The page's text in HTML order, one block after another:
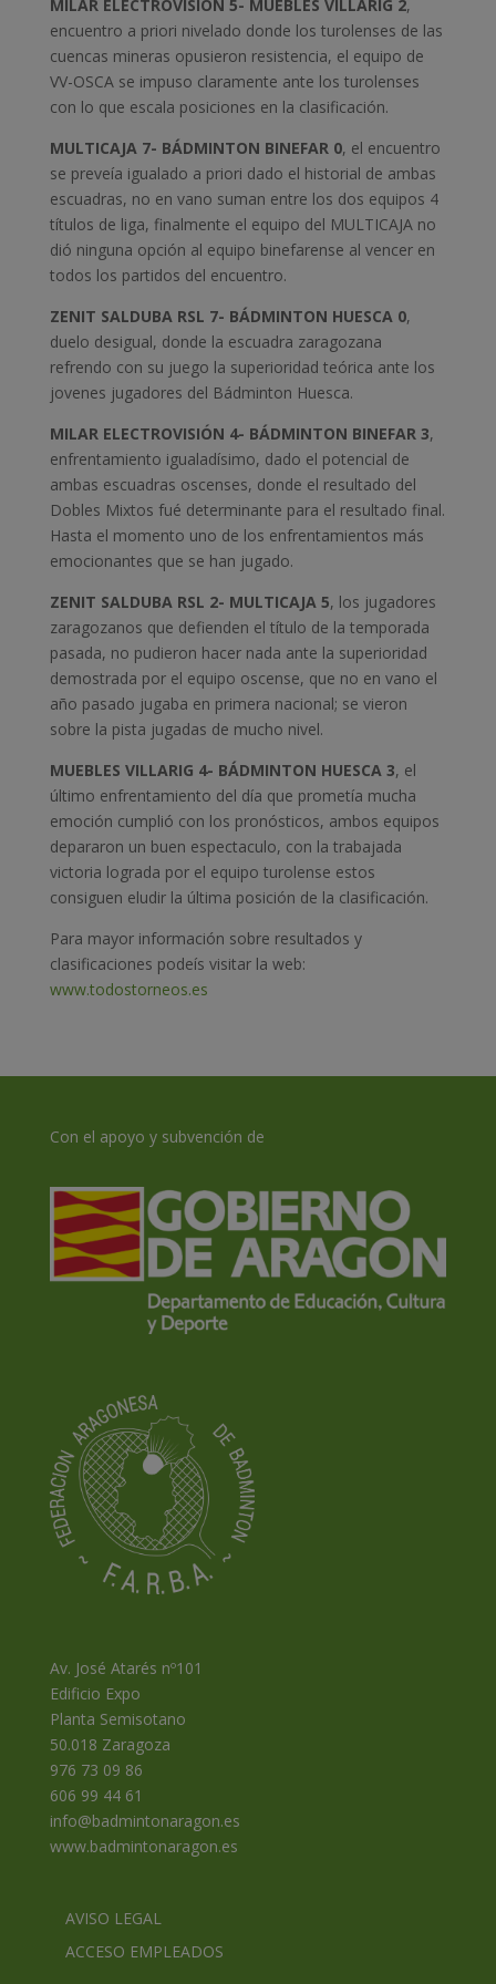
MILAR ELECTROVISIÓN 5- MUEBLES VILLARIG 2,
encuentro a priori nivelado donde los turolenses de las
cuencas mineras opusieron resistencia, el equipo de
VV-OSCA se impuso claramente ante los turolenses
con lo que escala posiciones en la clasificación.
MULTICAJA 7- BÁDMINTON BINEFAR 0, el encuentro
se preveía igualado a priori dado el historial de ambas
escuadras, no en vano suman entre los dos equipos 4
títulos de liga, finalmente el equipo del MULTICAJA no
dió ninguna opción al equipo binefarense al vencer en
todos los partidos del encuentro.
ZENIT SALDUBA RSL 7- BÁDMINTON HUESCA 0,
duelo desigual, donde la escuadra zaragozana
refrendo con su juego la superioridad teórica ante los
jovenes jugadores del Bádminton Huesca.
MILAR ELECTROVISIÓN 4- BÁDMINTON BINEFAR 3,
enfrentamiento igualadísimo, dado el potencial de
ambas escuadras oscenses, donde el resultado del
Dobles Mixtos fué determinante para el resultado final.
Hasta el momento uno de los enfrentamientos más
emocionantes que se han jugado.
ZENIT SALDUBA RSL 2- MULTICAJA 5, los jugadores
zaragozanos que defienden el título de la temporada
pasada, no pudieron hacer nada ante la superioridad
demostrada por el equipo oscense, que no en vano el
año pasado jugaba en primera nacional; se vieron
sobre la pista jugadas de mucho nivel.
MUEBLES VILLARIG 4- BÁDMINTON HUESCA 3, el
último enfrentamiento del día que prometía mucha
emoción cumplió con los pronósticos, ambos equipos
depararon un buen espectaculo, con la trabajada
victoria lograda por el equipo turolense estos
consiguen eludir la última posición de la clasificación.
Para mayor información sobre resultados y
clasificaciones podeís visitar la web:
www.todostorneos.es
Con el apoyo y subvención de
Av. José Atarés nº101
Edificio Expo
Planta Semisotano
50.018 Zaragoza
976 73 09 86
606 99 44 61
info@badmintonaragon.es
www.badmintonaragon.es
AVISO LEGAL
ACCESO EMPLEADOS